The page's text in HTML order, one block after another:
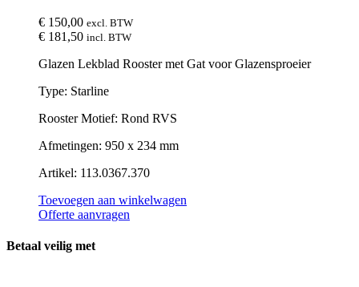
€ 150,00 excl. BTW
€ 181,50 incl. BTW
Glazen Lekblad Rooster met Gat voor Glazensproeier
Type: Starline
Rooster Motief: Rond RVS
Afmetingen: 950 x 234 mm
Artikel: 113.0367.370
Toevoegen aan winkelwagen
Offerte aanvragen
Betaal veilig met